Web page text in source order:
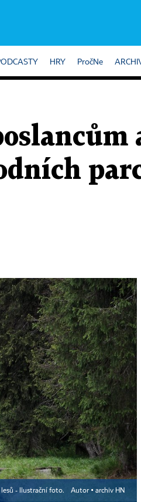
HRY PročNe
- Ilustrační foto. Autor ▪ archiv HN